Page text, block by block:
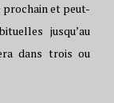
prochain et peut-
jusqu’au
dans trois ou